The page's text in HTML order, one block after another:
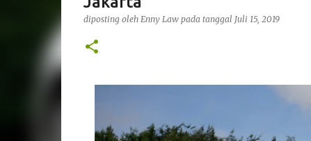
diposting oleh Enny Law pada tanggal Juli 15, 2019